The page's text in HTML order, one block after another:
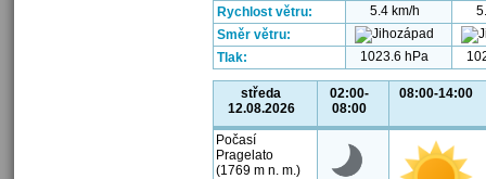
Rychlost větru:
5.4 km/h
Směr větru:
Tlak:
1023.6 hPa
středa
12.08.2026
02:00-
08:00
08:00-14:00
Počasí
Pragelato
(1769 m n. m.)